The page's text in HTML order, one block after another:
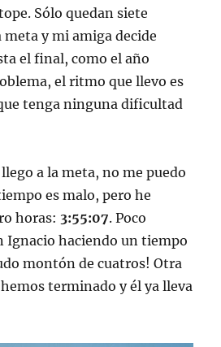
Sólo quedan siete
y mi amiga decide
el final, como el año
el ritmo que llevo es
tenga ninguna dificultad
a la meta, no me puedo
es malo, pero he
horas: 3:55:07. Poco
Ignacio haciendo un tiempo
montón de cuatros! Otra
terminado y él ya lleva